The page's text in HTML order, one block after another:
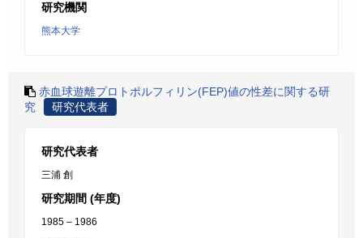
研究機関
熊本大学
赤血球遊離プロトポルフィリン(FEP)値の性差に関する研
究
研究代表者
研究代表者
三浦 創
研究期間 (年度)
1985 – 1986